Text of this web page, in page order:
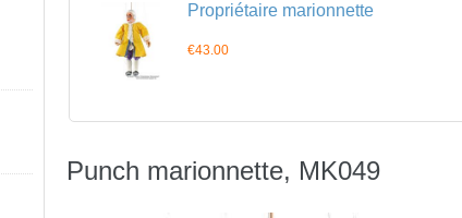
Propriétaire marionnette
€43.00
Punch marionnette, MK049